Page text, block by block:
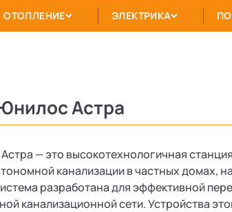
ОТОПЛЕНИЕ ЭЛЕКТРИКА
Астра
— это высокотехнологичная
канализации в частных домах,
разработана для эффективной
канализационной сети. Устройства